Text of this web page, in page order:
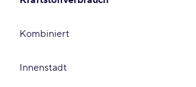
Kombiniert
Innenstadt